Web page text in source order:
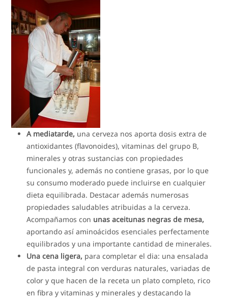
A mediatarde, una cerveza nos aporta dosis extra de
antioxidantes (flavonoides), vitaminas del grupo B,
minerales y otras sustancias con propiedades
funcionales y, además no contiene grasas, por lo que
su consumo moderado puede incluirse en cualquier
dieta equilibrada. Destacar además numerosas
propiedades saludables atribuidas a la cerveza.
Acompañamos con unas aceitunas negras de mesa,
aportando así aminoácidos esenciales perfectamente
equilibrados y una importante cantidad de minerales.
Una cena ligera, para completar el dia: una ensalada
de pasta integral con verduras naturales, variadas de
color y que hacen de la receta un plato completo, rico
en fibra y vitaminas y minerales y destacando la